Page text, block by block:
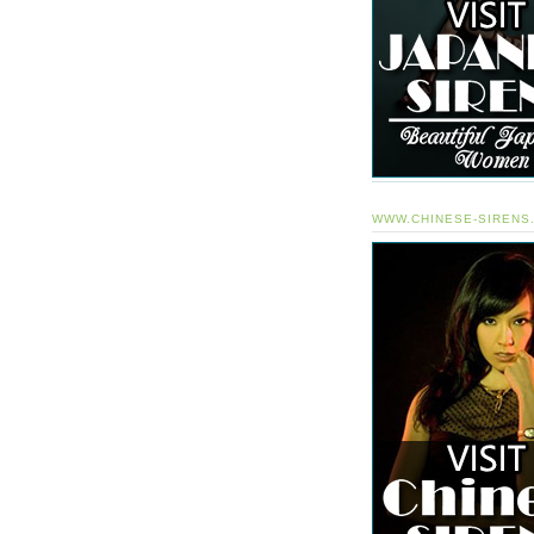
WWW.CHINESE-